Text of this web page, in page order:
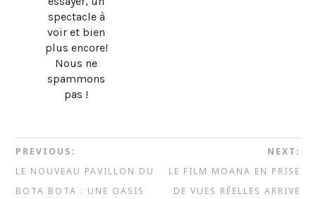
spectacle à
voir et bien
plus encore!
Nous ne
spammons
pas !
PREVIOUS:
LE NOUVEAU PAVILLON DU
BOTA BOTA : UNE OASIS
NEXT:
LE FILM MOANA EN PRISE
DE VUES RÉELLES ARRIVE